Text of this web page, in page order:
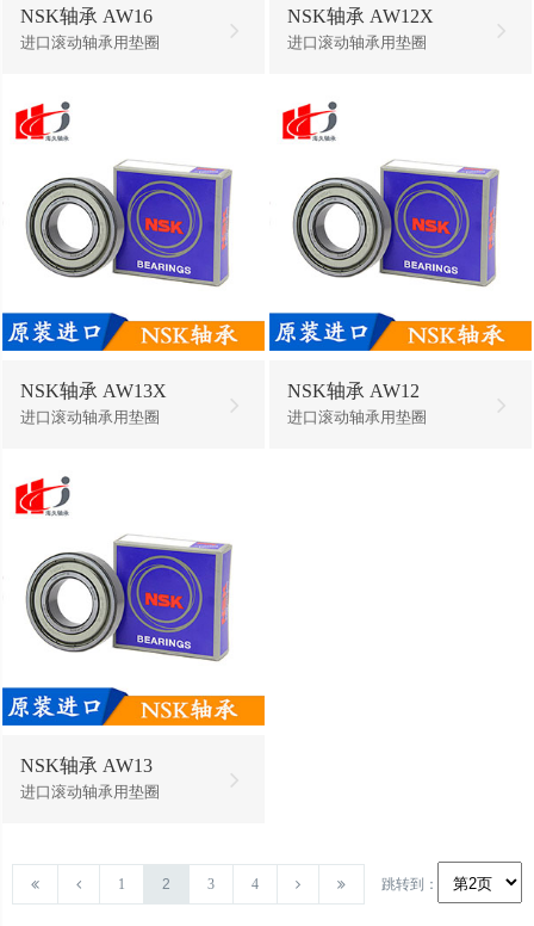
NSK轴承 AW16
进口滚动轴承用垫圈
NSK轴承 AW12X
进口滚动轴承用垫圈
NSK轴承 AW13X
进口滚动轴承用垫圈
NSK轴承 AW12
进口滚动轴承用垫圈
NSK轴承 AW13
进口滚动轴承用垫圈
1 2 3 4 跳转到：